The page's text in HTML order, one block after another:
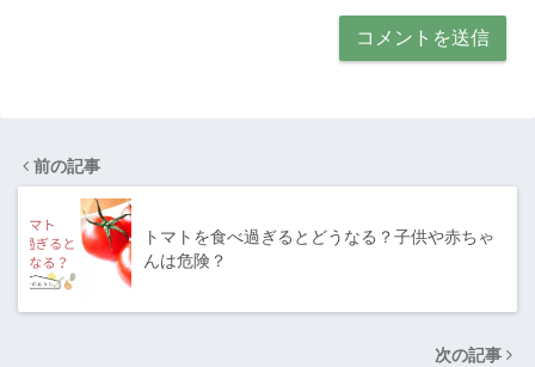
前の記事
トマトを食べ過ぎるとどうなる？子供や赤ちゃ
んは危険？
次の記事